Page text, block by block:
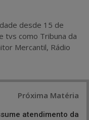
desde 15 de
tvs como Tribuna da
Mercantil, Rádio
Próxima Matéria
atendimento da